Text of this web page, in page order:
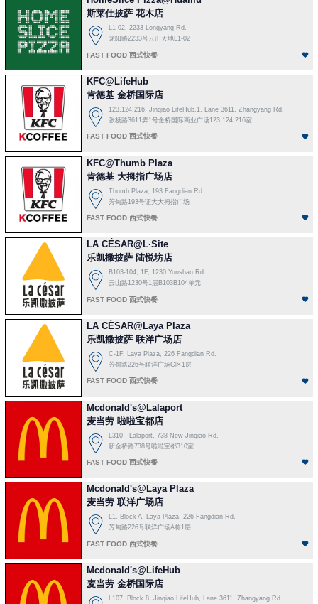
斯莱仕披萨 花木店
L1-02, 2233 Longyang Rd.
龙阳路2233号云汇天地L1-02
FAST FOOD 西式快餐
KFC@LifeHub
肯德基 金桥国际店
123,124,216, Jinqiao LifeHub,1, Lane 3611, Zhangyang Rd.
张杨路3611弄1号金桥国际商业广场123,124,216室
FAST FOOD 西式快餐
KFC@Thumb Plaza
肯德基 大拇指广场店
Thumb Plaza, 193 Fangdian Rd.
芳甸路193号证大大拇指广场
FAST FOOD 西式快餐
LA CÉSAR@L·Site
乐凯撒披萨 陆悦坊店
B103-104, 1F, 1230 Yunshan Rd.
云山路1230号1层B103B104单元
FAST FOOD 西式快餐
LA CÉSAR@Laya Plaza
乐凯撒披萨 联洋广场店
C-1F, Laya Plaza, 226 Fangdian Rd.
芳甸路226号联洋广场C区1层
FAST FOOD 西式快餐
Mcdonald's@Lalaport
麦当劳 啦啦宝都店
L310，Lalaport, 738 New Jinqiao Rd.
新金桥路738号啦啦宝都310室
FAST FOOD 西式快餐
Mcdonald's@Laya Plaza
麦当劳 联洋广场店
L1, Block A, Laya Plaza, 226 Fangdian Rd.
芳甸路226号联洋广场A栋1层
FAST FOOD 西式快餐
Mcdonald's@LifeHub
麦当劳 金桥国际店
L107, Block 8, Jinqiao LifeHub, Lane 3611, Zhangyang Rd.